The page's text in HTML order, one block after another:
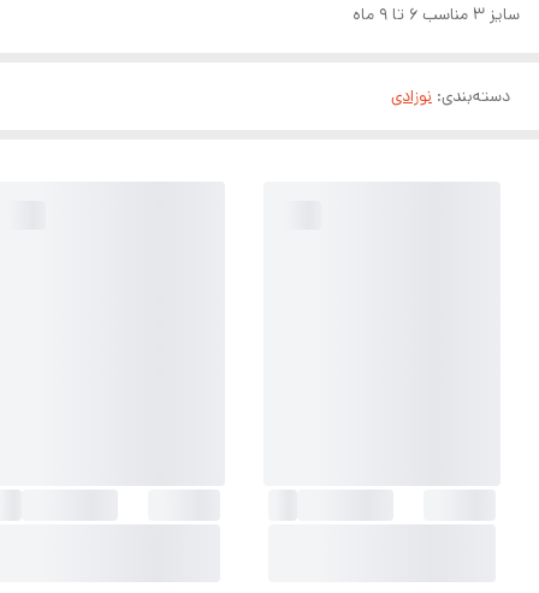
سایز ۳ مناسب ۶ تا ۹ ماه
دسته‌بندی: نوزادی